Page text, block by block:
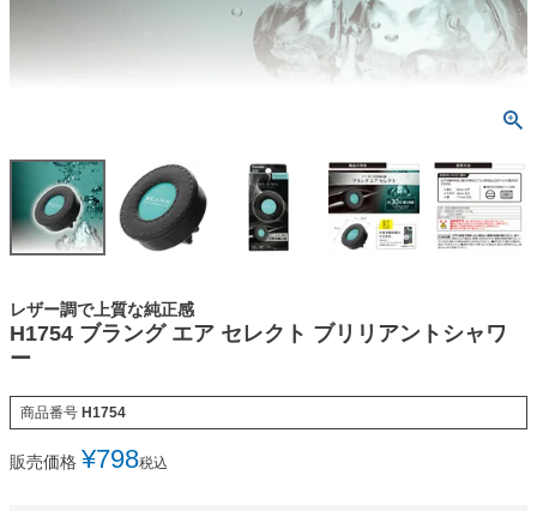
レザー調で上質な純正感
H1754 ブラング エア セレクト ブリリアントシャワ
ー
商品番号 H1754
販売価格 ¥798税込